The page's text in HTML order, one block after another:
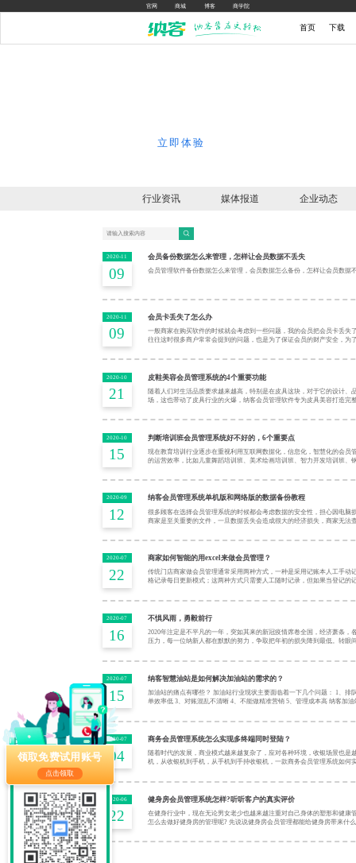
官网 商城 博客 商学院
首页 下载
立即体验
行业资讯 媒体报道 企业动态
2020-11
09
会员备份数据怎么来管理，怎样让会员数据不丢失
会员管理软件备份数据怎么来管理，会员数据怎么备份，怎样让会员数据
2020-11
09
会员卡丢失了怎么办
一般商家在购买软件的时候就会考虑到一些问题，我的会员把会员卡丢失
往往这时很多商户常常会提到的问题，也是为了保证会员的财产安全，为
2020-10
21
皮鞋美容会员管理系统的4个重要功能
随着人们对生活品质要求越来越高，特别是在皮具这块，对于它的设计、
场，这也带动了皮具行业的火爆，纳客会员管理软件专为皮具美容打造完
2020-10
15
判断培训班会员管理系统好不好的，6个重要点
现在教育培训行业逐步在重视利用互联网数据化，信息化，智慧化的会员
的运营效率，比如儿童舞蹈培训班、美术绘画培训班、智力开发培训班、
2020-09
12
纳客会员管理系统单机版和网络版的数据备份教程
很多顾客在选择会员管理系统的时候都会考虑数据的安全性，担心因电脑
商家是至关重要的文件，一旦数据丢失会造成很大的经济损失，商家无法
2020-07
22
商家如何智能的用excel来做会员管理？
传统门店商家做会员管理通常采用两种方式，一种是采用记账本人工手动
格记录每日更新模式；这两种方式只需要人工随时记录，但如果当登记的
2020-07
16
不惧风雨，勇毅前行
2020年注定是不平凡的一年，突如其来的新冠疫情席卷全国，经济萧条，
压力，每一位纳新人都在默默的努力，争取把年初的损失降到最低。转眼
2020-07
15
纳客智慧油站是如何解决加油站的需求的？
加油站的痛点有哪些？ 加油站行业现状主要面临着一下几个问题： 1、排
单效率低 3、对账混乱不清晰 4、不能做精准营销 5、管理成本高 纳客加油
2020-07
04
商务会员管理系统怎么实现多终端同时登陆？
随着时代的发展，商业模式越来越复杂了，应对各种环境，收银场景也是
机，从收银机到手机，从手机到手持收银机，一款商务会员管理系统如何
2020-06
22
健身房会员管理系统怎样?听听客户的真实评价
在健身行业中，现在无论男女老少也越来越注重对自己身体的塑形和健康
怎么去做好健身房的管理呢? 先说说健身房会员管理都能给健身房带来什
领取免费试用账号
点击领取